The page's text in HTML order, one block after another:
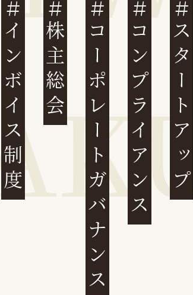
インボイス制度 株主総会 コーポレートガバナンスコンプライアンススタートアップ